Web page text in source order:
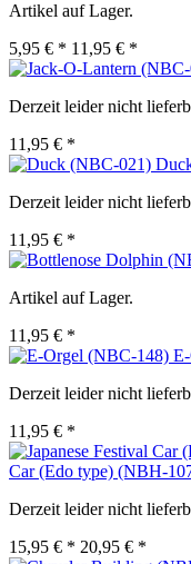
Artikel auf Lager.
5,95 € * 11,95 € *
Derzeit leider nicht
11,95 € *
Derzeit leider nicht
11,95 € *
Artikel auf Lager.
11,95 € *
Derzeit leider nicht
11,95 € *
Car (Edo type) (NBH-
Derzeit leider nicht
15,95 € * 20,95 € *